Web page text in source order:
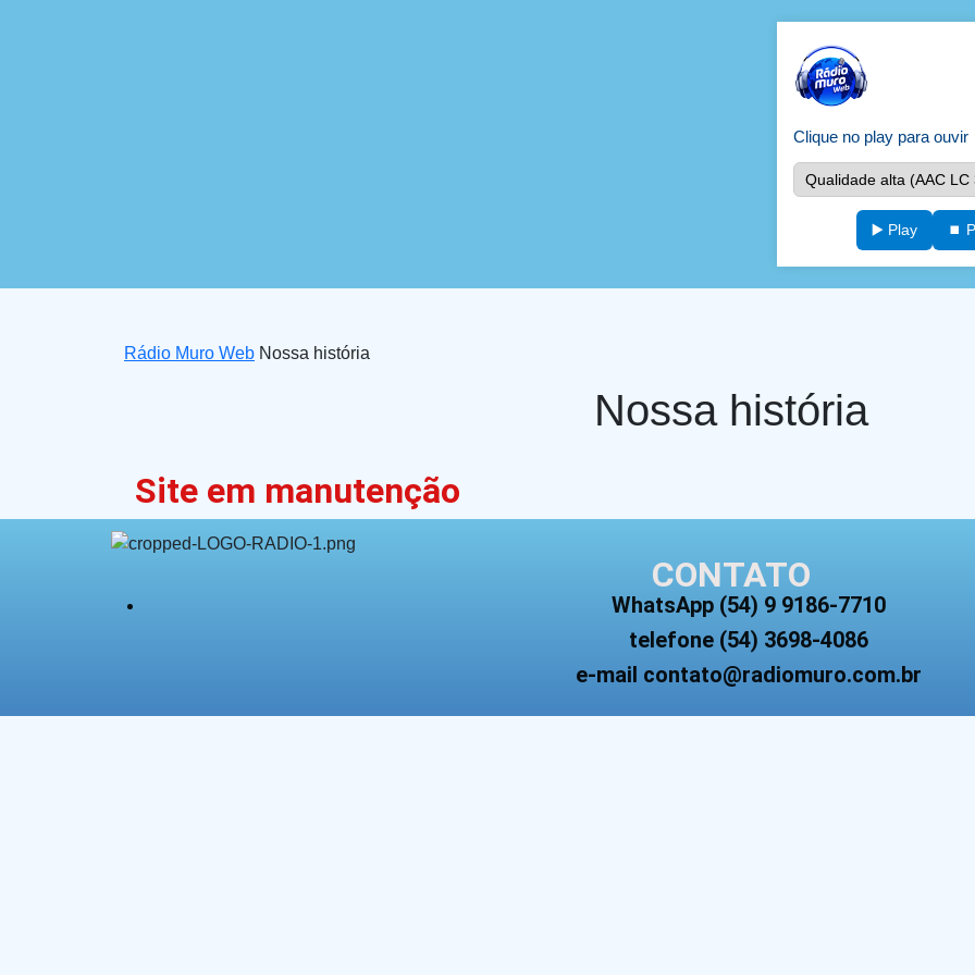
Clique no play para ouvir
▶️ Play ⏹️
Rádio Muro Web Nossa história
Nossa história
Site em manutenção
CONTATO
WhatsApp (54) 9 9186-7710
telefone (54) 3698-4086
e-mail contato@radiomuro.com.br